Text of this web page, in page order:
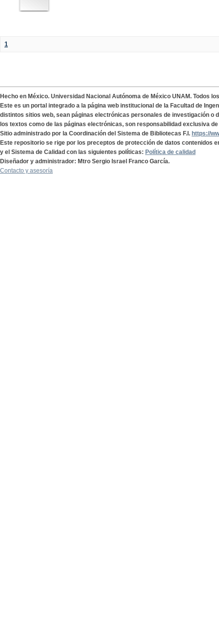
1
Hecho en México. Universidad Nacional Autónoma de México UNAM. Todos
Este es un portal integrado a la página web institucional de la Facultad de
distintos sitios web, sean páginas electrónicas personales de investigación o
los textos como de las páginas electrónicas, son responsabilidad exclusiva
Sitio administrado por la Coordinación del Sistema de Bibliotecas F.I. https://
Este repositorio se rige por los preceptos de protección de datos contenidos
y el Sistema de Calidad con las siguientes políticas: Política de calidad
Diseñador y administrador: Mtro Sergio Israel Franco García.
Contacto y asesoría